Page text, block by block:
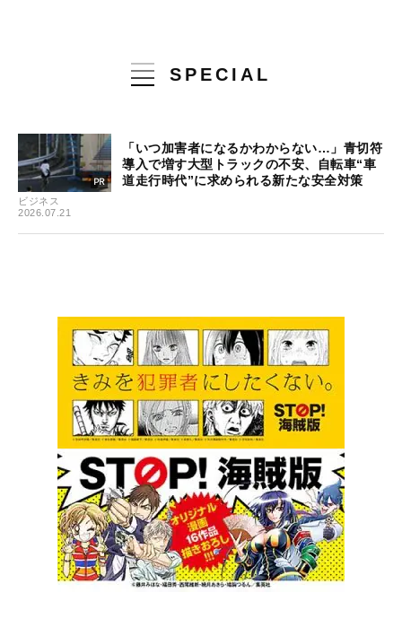
SPECIAL
ビジネス
2026.07.21
「いつ加害者になるかわからない…」青切符
導入で増す大型トラックの不安、自転車“車
道走行時代”に求められる新たな安全対策